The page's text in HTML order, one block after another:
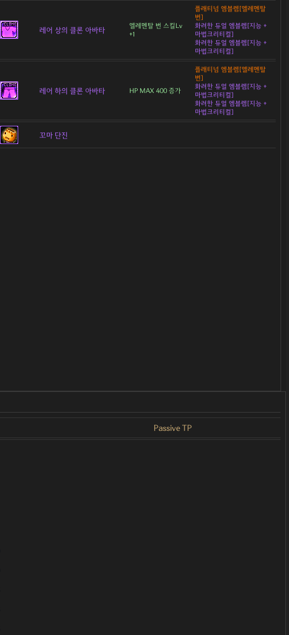
레어 상의 클론 아바타
엘레멘탈 번 스킬Lv
+1
플래티넘 엠블렘[엘레멘탈
번]
화려한 듀얼 엠블렘[지능 +
마법크리티컬]
화려한 듀얼 엠블렘[지능 +
마법크리티컬]
레어 하의 클론 아바타 HP MAX 400 증가
플래티넘 엠블렘[엘레멘탈
번]
화려한 듀얼 엠블렘[지능 +
마법크리티컬]
화려한 듀얼 엠블렘[지능 +
마법크리티컬]
꼬마 단진
Passive TP